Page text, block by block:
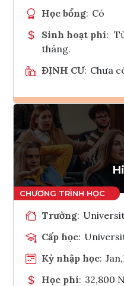
Học bổng: Có
Sinh hoạt phí:
tháng.
ĐỊNH CƯ: Chưa
Trường:
Cấp học:
Kỳ nhập học:
Học phí: 32,800